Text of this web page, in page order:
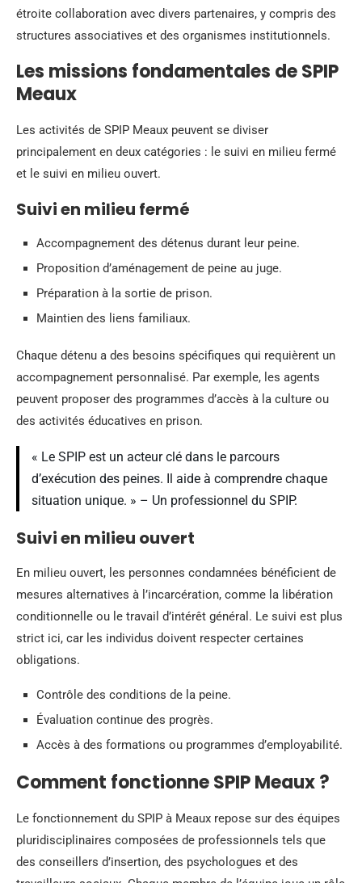
étroite collaboration avec divers partenaires, y compris des
structures associatives et des organismes institutionnels.
Les missions fondamentales de SPIP
Meaux
Les activités de SPIP Meaux peuvent se diviser
principalement en deux catégories : le suivi en milieu fermé
et le suivi en milieu ouvert.
Suivi en milieu fermé
Accompagnement des détenus durant leur peine.
Proposition d’aménagement de peine au juge.
Préparation à la sortie de prison.
Maintien des liens familiaux.
Chaque détenu a des besoins spécifiques qui requièrent un
accompagnement personnalisé. Par exemple, les agents
peuvent proposer des programmes d’accès à la culture ou
des activités éducatives en prison.
« Le SPIP est un acteur clé dans le parcours
d’exécution des peines. Il aide à comprendre chaque
situation unique. » – Un professionnel du SPIP.
Suivi en milieu ouvert
En milieu ouvert, les personnes condamnées bénéficient de
mesures alternatives à l’incarcération, comme la libération
conditionnelle ou le travail d’intérêt général. Le suivi est plus
strict ici, car les individus doivent respecter certaines
obligations.
Contrôle des conditions de la peine.
Évaluation continue des progrès.
Accès à des formations ou programmes d’employabilité.
Comment fonctionne SPIP Meaux ?
Le fonctionnement du SPIP à Meaux repose sur des équipes
pluridisciplinaires composées de professionnels tels que
des conseillers d’insertion, des psychologues et des